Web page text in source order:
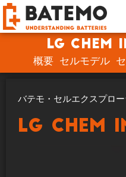
LG Chem
概要 セルモデル
バテモ・セルエクスプロ
LG Chem